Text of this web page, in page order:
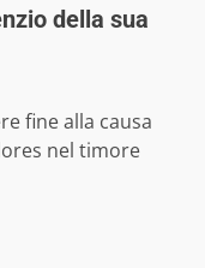
della sua
fine alla causa
nel timore